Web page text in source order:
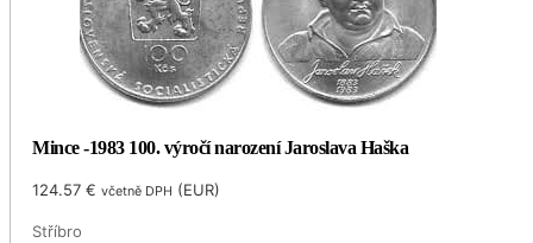
Mince -1983 100. výročí narození Jaroslava Haška
124.57€ včetně DPH (EUR)
Stříbro